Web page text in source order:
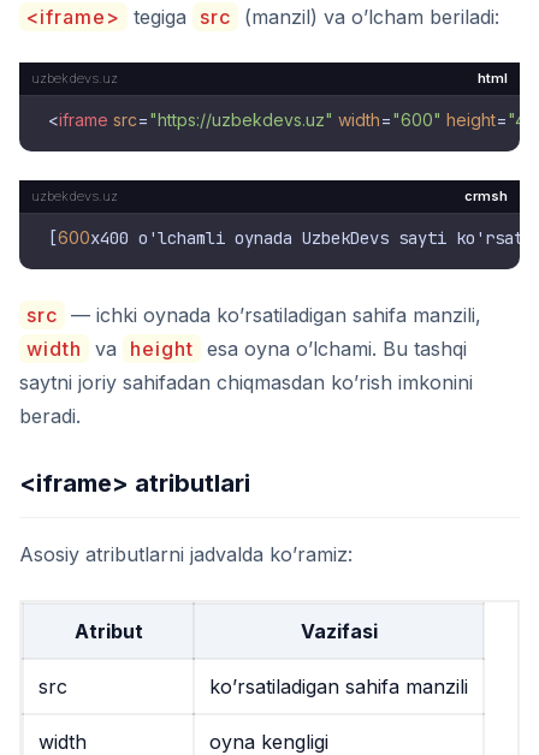
<iframe> tegiga src (manzil) va o’lcham beriladi:
html
<iframe src="https://uzbekdevs.uz" width="600" height=
crmsh
[600
src — ichki oynada ko’rsatiladigan sahifa manzili,
width
va height esa oyna o’lchami. Bu tashqi
saytni joriy sahifadan chiqmasdan ko’rish imkonini
beradi.
<iframe> atributlari
Asosiy atributlarni jadvalda ko’ramiz:
Atribut Vazifasi
src ko’rsatiladigan sahifa manzili
width oyna kengligi